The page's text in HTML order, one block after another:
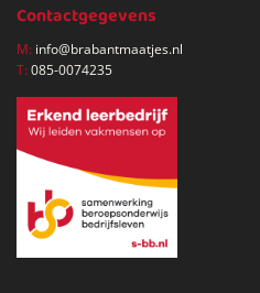
Contactgegevens
M: info@brabantmaatjes.nl
T:085-0074235